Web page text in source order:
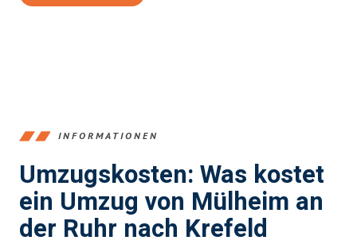
INFORMATIONEN
Umzugskosten: Was kostet
ein Umzug von Mülheim an
der Ruhr nach Krefeld